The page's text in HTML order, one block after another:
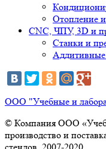
Отопление
CNC, ЧПУ, 3D и
Станки и
Аддитивные
ООО "Учебные и
© Компания ООО
производство и